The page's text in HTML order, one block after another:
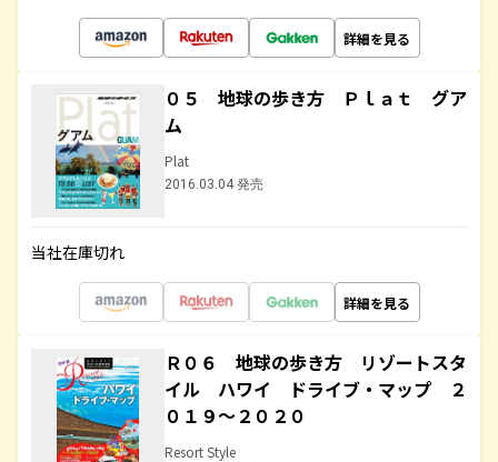
詳細を見る
０５ 地球の歩き方 Ｐｌａｔ グア
ム
Plat
2016.03.04 発売
当社在庫切れ
詳細を見る
Ｒ０６ 地球の歩き方 リゾートスタ
イル ハワイ ドライブ・マップ ２
０１９～２０２０
Resort Style